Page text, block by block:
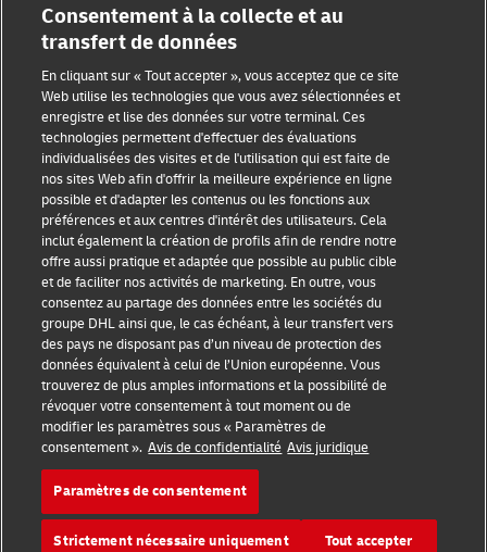
Durabilité
Innovation
Événements
Partenariats avec des marques
Sensibilisation à la fraude
Mention légale
Conditions d’utilisation
Confidentialité
Accessibilité
Informations complémentaires
Consentement à la collecte et au
transfert de données
En cliquant sur « Tout accepter », vous acceptez que ce site
Web utilise les technologies que vous avez sélectionnées et
enregistre et lise des données sur votre terminal. Ces
technologies permettent d'effectuer des évaluations
individualisées des visites et de l'utilisation qui est faite de
nos sites Web afin d'offrir la meilleure expérience en ligne
possible et d'adapter les contenus ou les fonctions aux
préférences et aux centres d'intérêt des utilisateurs. Cela
inclut également la création de profils afin de rendre notre
offre aussi pratique et adaptée que possible au public cible
et de faciliter nos activités de marketing. En outre, vous
consentez au partage des données entre les sociétés du
groupe DHL ainsi que, le cas échéant, à leur transfert vers
des pays ne disposant pas d’un niveau de protection des
données équivalent à celui de l’Union européenne. Vous
trouverez de plus amples informations et la possibilité de
révoquer votre consentement à tout moment ou de
modifier les paramètres sous « Paramètres de
consentement ». Avis de confidentialité Avis juridique
Paramètres de consentement
Strictement nécessaire uniquement Tout accepter